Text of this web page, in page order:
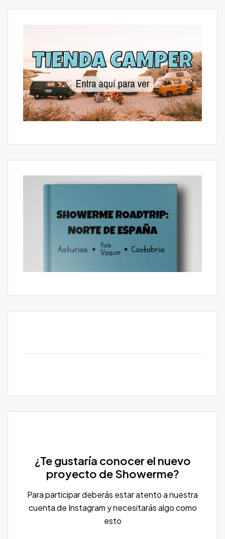
¿Te gustaría conocer el nuevo
proyecto de Showerme?
Para participar deberás estar atento a nuestra
cuenta de Instagram y necesitarás algo como
esto